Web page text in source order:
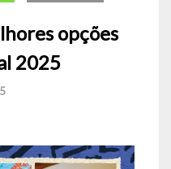
opções
2025